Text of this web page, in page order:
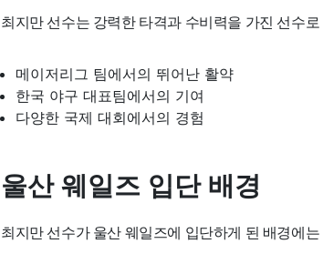
최지만 선수는 강력한 타격과 수비력을 가진 선수
메이저리그 팀에서의 뛰어난 활약
한국 야구 대표팀에서의 기여
다양한 국제 대회에서의 경험
울산 웨일즈 입단 배경
최지만 선수가 울산 웨일즈에 입단하게 된 배경에